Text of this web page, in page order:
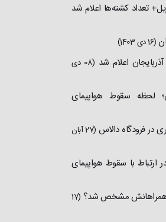
تعداد کشته‌ها اعلام شد
(16 دی 1403)
اعلام شد
(08 دی
لحظه سقوط هواپیمای
در فرودگاه دالاس
(27 آبان
با سقوط هواپیمای
و همراهانش مشخص شد؟ (17